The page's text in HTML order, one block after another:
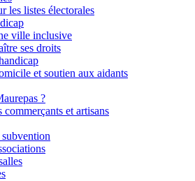
les listes électorales
ville inclusive
ses droits
et soutien aux aidants
?
commerçants et artisans